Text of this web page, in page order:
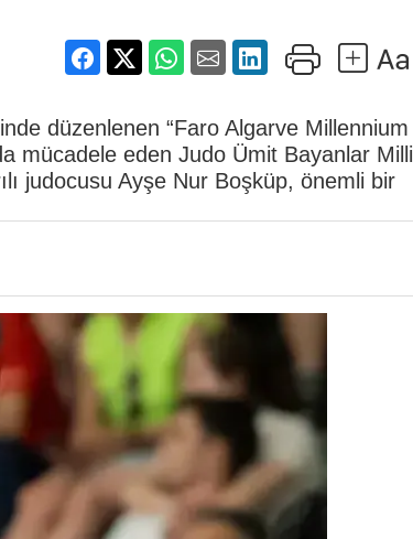
düzenlenen “Faro Algarve Millennium
mücadele eden Judo Ümit Bayanlar Milli
judocusu Ayşe Nur Boşküp, önemli bir